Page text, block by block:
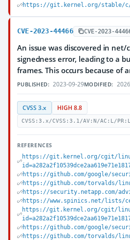
https://git.kernel.org/stable/c/
CVE-2023-44466 CVE-2023-
An issue was discovered in
signedness error, leading to a
frames. This occurs because of
PUBLISHED: 2023-09-29MODIFIED:
CVSS 3.x HIGH 8.8
CVSS:3.x/CVSS:3.1/AV:N/AC:L/
REFERENCES
https://git.kernel.org/cgit/
https://github.com/google/
https://github.com/torvalds/linux/
https://security.netapp.com/
https://www.spinics.net/lists/
https://git.kernel.org/cgit/
https://github.com/google/
https://github.com/torvalds/linux/